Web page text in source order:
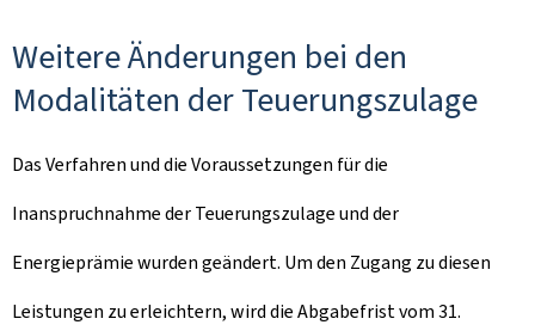
Weitere Änderungen bei den
Modalitäten der Teuerungszulage
Das Verfahren und die Voraussetzungen für die
Inanspruchnahme der Teuerungszulage und der
Energieprämie wurden geändert. Um den Zugang zu diesen
Leistungen zu erleichtern, wird die Abgabefrist vom 31.